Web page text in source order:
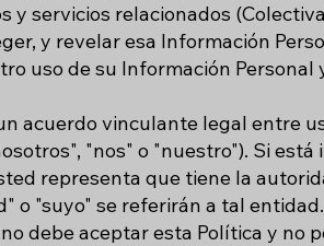
y servicios relacionados
y revelar esa Información
uso de su Información
acuerdo vinculante legal entre
"nos" o "nuestro"). Si
representa que tiene la
o "suyo" se referirán a tal
debe aceptar esta Política y no